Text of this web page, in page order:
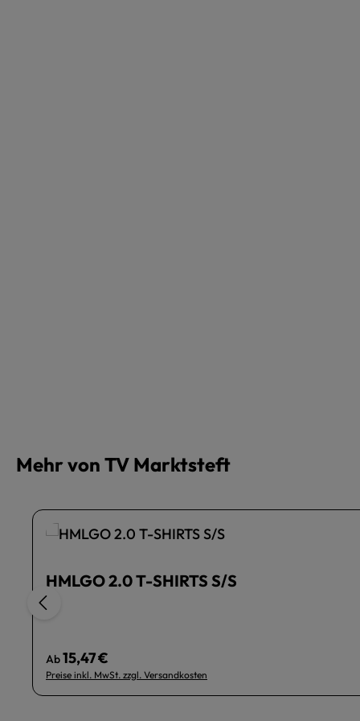
Mehr von TV Marktsteft
HMLGO 2.0 T-SHIRTS S/S
Regulärer Preis:
Ab15,47 €
Preise inkl. MwSt. zzgl. Versandkosten